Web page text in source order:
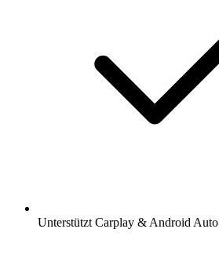
Unterstützt Carplay & Android Auto